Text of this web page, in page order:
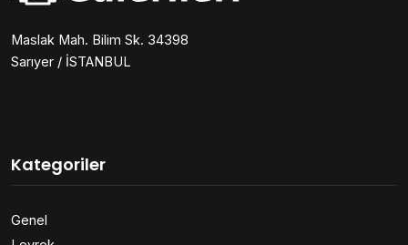
Maslak Mah. Bilim Sk. 34398
Sarıyer / İSTANBUL
Kategoriler
Genel